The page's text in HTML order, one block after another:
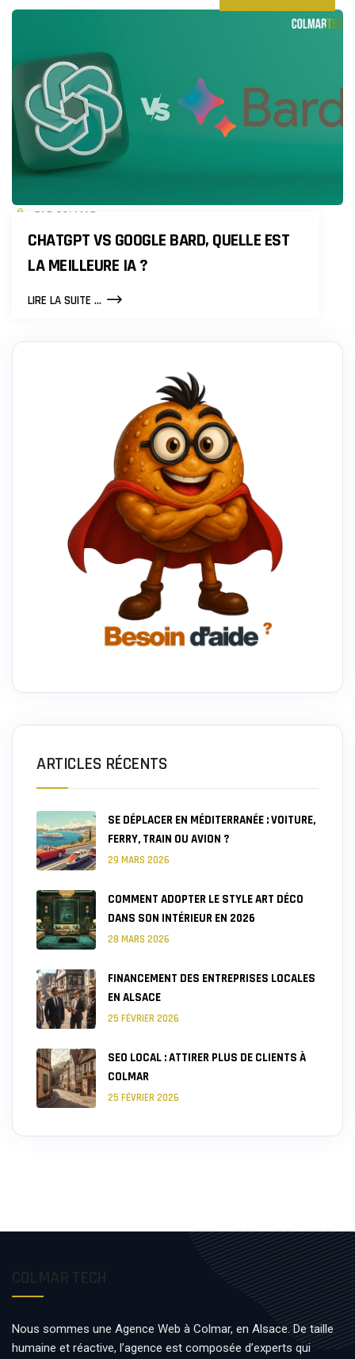
PAR COLMAR
CHATGPT VS GOOGLE BARD, QUELLE EST
LA MEILLEURE IA ?
LIRE LA SUITE ...CHATGPT
BARD,
MEILLEURE
ARTICLES RÉCENTS
SE DÉPLACER EN MÉDITERRANÉE : VOITURE,
FERRY, TRAIN OU AVION ?
29 MARS 2026
COMMENT ADOPTER LE STYLE ART DÉCO
DANS SON INTÉRIEUR EN 2026
28 MARS 2026
FINANCEMENT DES ENTREPRISES LOCALES
EN ALSACE
25 FÉVRIER 2026
SEO LOCAL : ATTIRER PLUS DE CLIENTS À
COLMAR
25 FÉVRIER 2026
Nous sommes une Agence Web à Colmar, en Alsace. De taille
humaine et réactive, l’agence est composée d’experts qui